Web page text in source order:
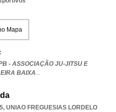
Mapa
- ASSOCIAÇÃO JU-JITSU E
BAIXA...
, UNIAO FREGUESIAS LORDELO